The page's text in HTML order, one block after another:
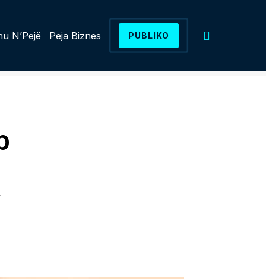
N’Pejë Peja Biznes PUBLIKO